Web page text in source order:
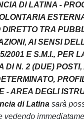
DI LATINA -
DIRETTO TRA
AI SENSI
2001 E S.M.I., PER
DI N. 2 (DUE) POSTI,
- AREA DEGLI
di Latina sarà
vedendo